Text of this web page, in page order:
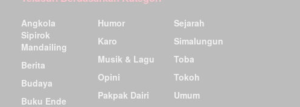
Angkola
Sipirok
Mandailing
Berita
Budaya
Buku Ende
Humor
Karo
Musik & Lagu
Opini
Pakpak Dairi
Sejarah
Simalungun
Toba
Tokoh
Umum